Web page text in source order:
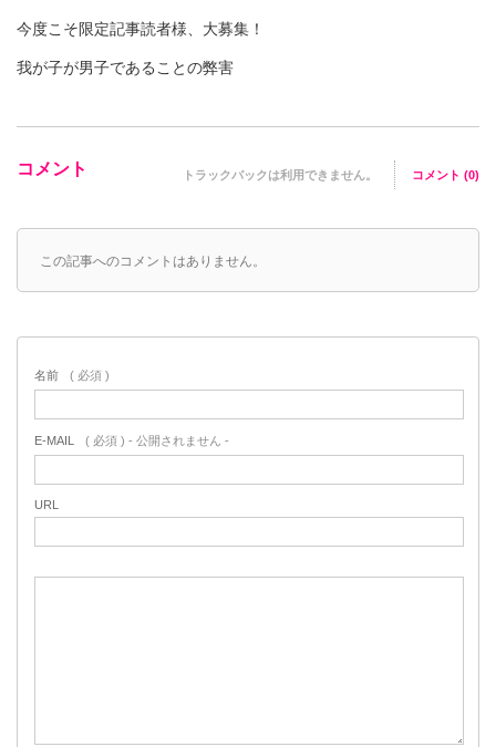
今度こそ限定記事読者様、大募集！
我が子が男子であることの弊害
コメント トラックバックは利用できません。 コメント (0)
この記事へのコメントはありません。
名前 ( 必須 )
E-MAIL ( 必須 ) - 公開されません -
URL